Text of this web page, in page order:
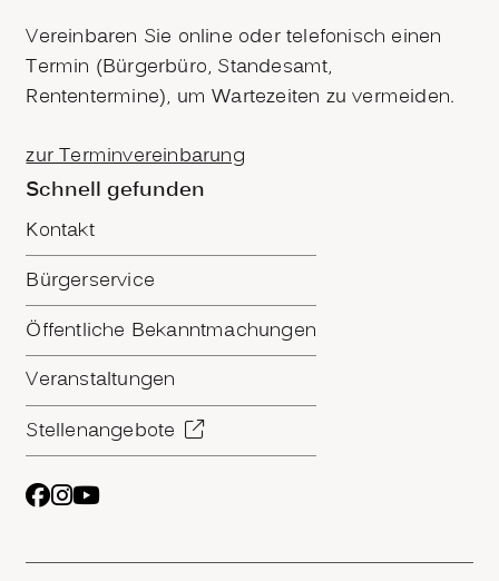
Vereinbaren Sie online oder telefonisch einen
Termin (Bürgerbüro, Standesamt,
Rententermine), um Wartezeiten zu vermeiden.
zur Terminvereinbarung
Schnell gefunden
Kontakt
Bürgerservice
Öffentliche Bekanntmachungen
Veranstaltungen
Stellenangebote